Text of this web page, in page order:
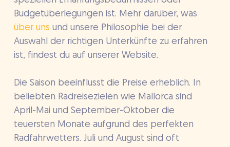
Budgetüberlegungen ist. Mehr darüber, was
über uns und unsere Philosophie bei der
Auswahl der richtigen Unterkünfte zu erfahren
ist, findest du auf unserer Website.
Die Saison beeinflusst die Preise erheblich. In
beliebten Radreisezielen wie Mallorca sind
April-Mai und September-Oktober die
teuersten Monate aufgrund des perfekten
Radfahrwetters. Juli und August sind oft